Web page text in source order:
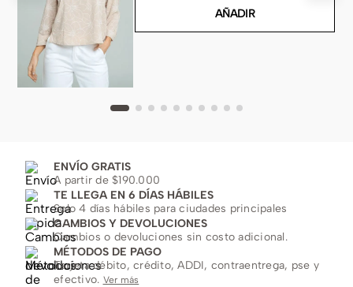
AÑADIR
ENVÍO GRATIS
A partir de $190.000
TE LLEGA EN 6 DÍAS HÁBILES
Solo 4 días hábiles para ciudades principales
CAMBIOS Y DEVOLUCIONES
Cambios o devoluciones sin costo adicional.
MÉTODOS DE PAGO
Tarjeta débito, crédito, ADDI, contraentrega, pse y
efectivo. Ver más